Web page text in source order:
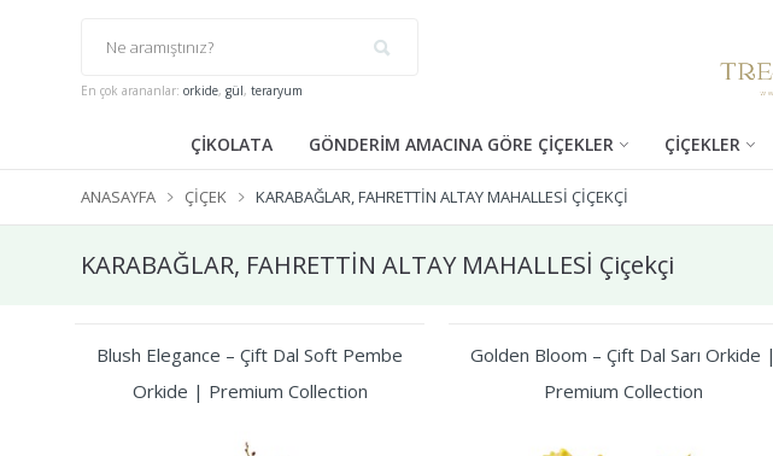
En çok arananlar: orkide, gül, teraryum
ÇİKOLATA GÖNDERİM AMACINA GÖRE ÇİÇEKLER ÇİÇEKLER
ANASAYFA ÇIÇEK KARABAĞLAR, FAHRETTİN ALTAY MAHALLESİ ÇIÇEKÇI
KARABAĞLAR, FAHRETTİN ALTAY MAHALLESİ Çiçekçi
Blush Elegance – Çift Dal Soft Pembe
Orkide | Premium Collection
Golden Bloom – Çift Dal Sarı Orkide |
Premium Collection